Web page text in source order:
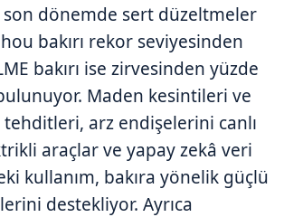
son dönemde sert düzeltmeler
bakırı rekor seviyesinden
bakırı ise zirvesinden yüzde
Maden kesintileri ve
arz endişelerini canlı
araçlar ve yapay zekâ veri
kullanım, bakıra yönelik güçlü
destekliyor. Ayrıca